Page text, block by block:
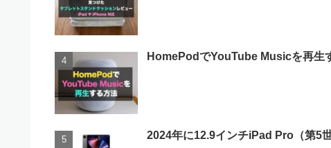
HomePodでYouTube Musicを再生
2024年に12.9インチiPad Pro（第5